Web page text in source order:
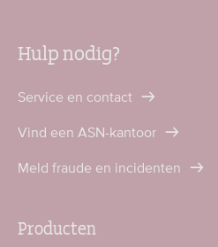
Hulp nodig?
Service en contact
Vind een ASN-kantoor
Meld fraude en incidenten
Producten